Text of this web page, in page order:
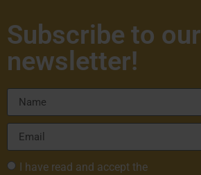
Subscribe to our
newsletter!
I have read and accept the